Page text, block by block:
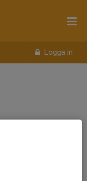
Logga in